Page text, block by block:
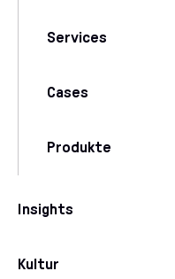
Services
Cases
Produkte
Insights
Kultur